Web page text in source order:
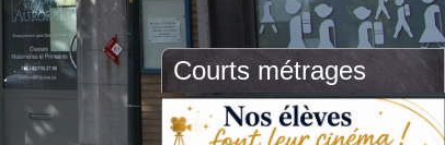
Courts métrages